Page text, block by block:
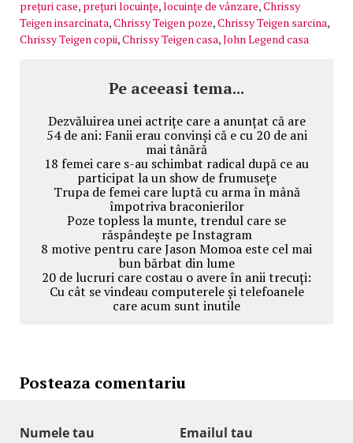
prețuri case, prețuri locuințe,locuințe de vânzare,Chrissy
Teigen insarcinata,Chrissy Teigen poze,Chrissy Teigen sarcina,
Chrissy Teigen copii,Chrissy Teigen casa,John Legend casa
Pe aceeasi tema...
Dezvăluirea unei actrițe care a anunțat că are
54 de ani: Fanii erau convinși că e cu 20 de ani
mai tânără
18 femei care s-au schimbat radical după ce au
participat la un show de frumusețe
Trupa de femei care luptă cu arma în mână
împotriva braconierilor
Poze topless la munte, trendul care se
răspândește pe Instagram
8 motive pentru care Jason Momoa este cel mai
bun bărbat din lume
20 de lucruri care costau o avere în anii trecuți:
Cu cât se vindeau computerele și telefoanele
care acum sunt inutile
Posteaza comentariu
Numele tau Emailul tau